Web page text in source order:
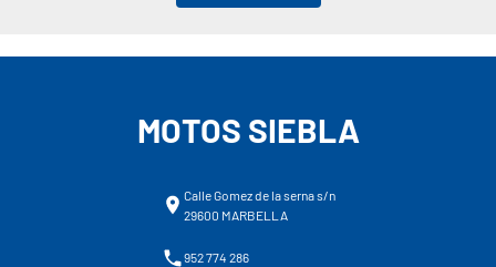
MOTOS SIEBLA
Calle Gomez de la serna s/n
29600 MARBELLA
952 774 286